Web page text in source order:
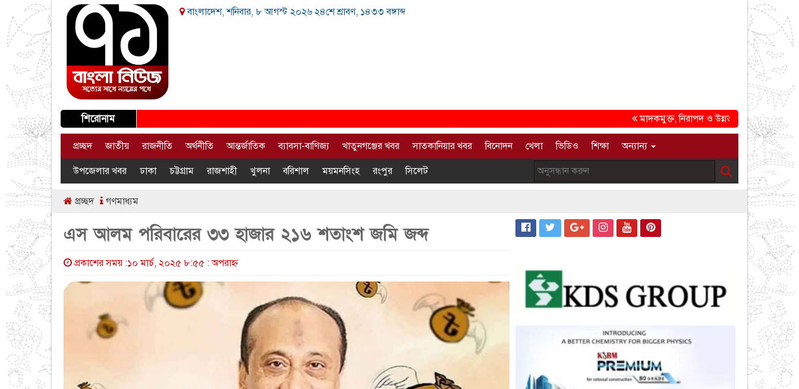
বাংলাদেশ, শনিবার, ৮ আগস্ট ২০২৬ ২৪শে শ্রাবণ, ১৪৩৩ বঙ্গাব্দ
শিরোনাম মাদকমুক্ত, নিরাপদ ও উন্নত সমাজ গড়ার প্রত্যয়ে
প্রচ্ছদ জাতীয় রাজনীতি অর্থনীতি আন্তর্জাতিক ব্যাবসা-বাণিজ্য খাতুনগঞ্জের খবর সাতকানিয়ার খবর বিনোদন খেলা ভিডিও শিক্ষা অন্যান্য
উপজেলার খবর ঢাকা চট্টগ্রাম রাজশাহী খুলনা বরিশাল ময়মনসিংহ রংপুর সিলেট
প্রচ্ছদ গণমাধ্যম
এস আলম পরিবারের ৩৩ হাজার ২১৬ শতাংশ জমি জব্দ
প্রকাশের সময় :১০ মার্চ, ২০২৫ ৮:৫৫ : অপরাহ্ণ